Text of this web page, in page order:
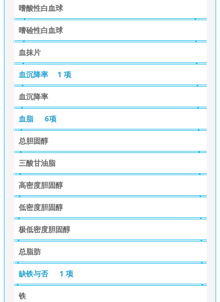
嗜酸性白血球
嗜硷性白血球
血抹片
血沉降率 1 项
血沉降率
血脂 6项
总胆固醇
三酸甘油脂
高密度胆固醇
低密度胆固醇
极低密度胆固醇
总脂肪
缺铁与否 1 项
铁